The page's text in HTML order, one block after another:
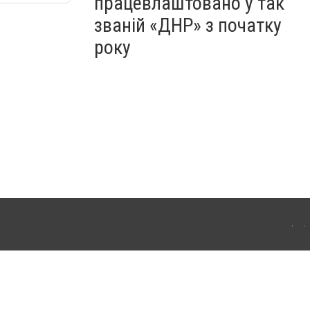
званій «ДНР» з початку
року